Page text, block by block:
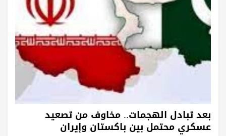
بعد تبادل الهجمات.. مخاوف من تصعيد
عسكري محتمل بين باكستان وإيران